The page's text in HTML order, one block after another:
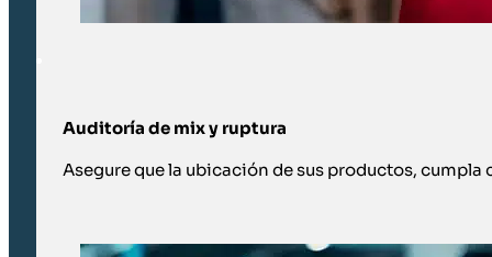
Auditoría de mix y ruptura
Asegure que la ubicación de sus productos, cumpla